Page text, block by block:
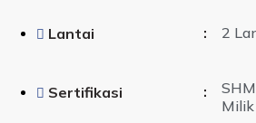
Lantai : 2
Sertifikasi :
Milik